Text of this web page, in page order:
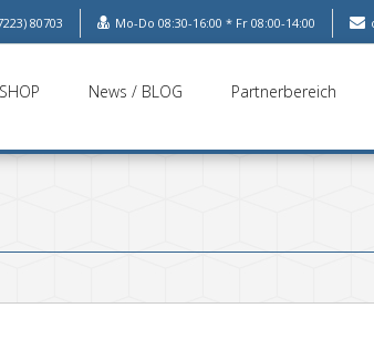
80703 Mo-Do 08:30-16:00 * Fr 08:00-14:00
News / BLOG Partnerbereich